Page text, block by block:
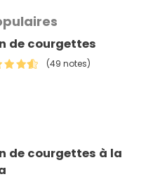
de courgettes
(49 notes)
de courgettes à la